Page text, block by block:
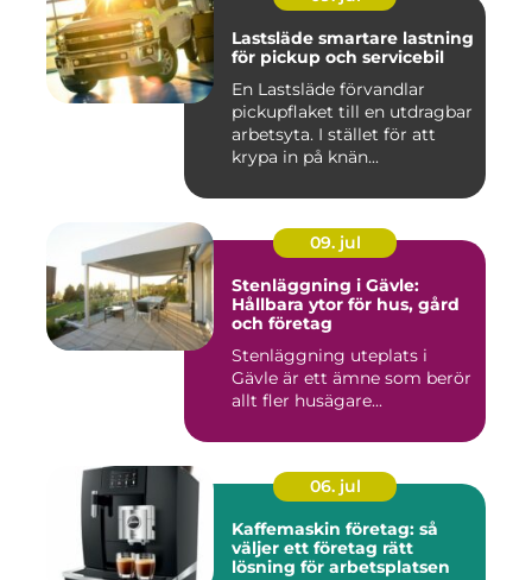
Lastsläde smartare lastning
för pickup och servicebil
En Lastsläde förvandlar
pickupflaket till en utdragbar
arbetsyta. I stället för att
krypa in på knän...
09. jul
Stenläggning i Gävle:
Hållbara ytor för hus, gård
och företag
Stenläggning uteplats i
Gävle är ett ämne som berör
allt fler husägare...
06. jul
Kaffemaskin företag: så
väljer ett företag rätt
lösning för arbetsplatsen